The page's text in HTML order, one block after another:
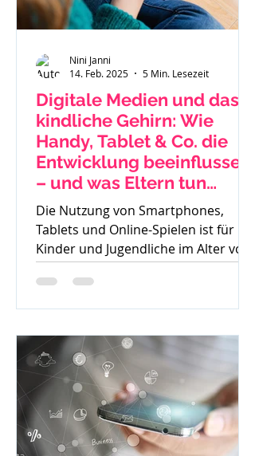
Digitale Medien und das
kindliche Gehirn: Wie
Handy, Tablet & Co. die
Entwicklung beeinflussen
– und was Eltern tun
können
Die Nutzung von Smartphones,
Tablets und Online-Spielen ist für
Kinder und Jugendliche im Alter von
8 bis 15 Jahren heute
allgegenwärtig....
Nini Janni
14. Feb. 2025
5 Min. Lesezeit